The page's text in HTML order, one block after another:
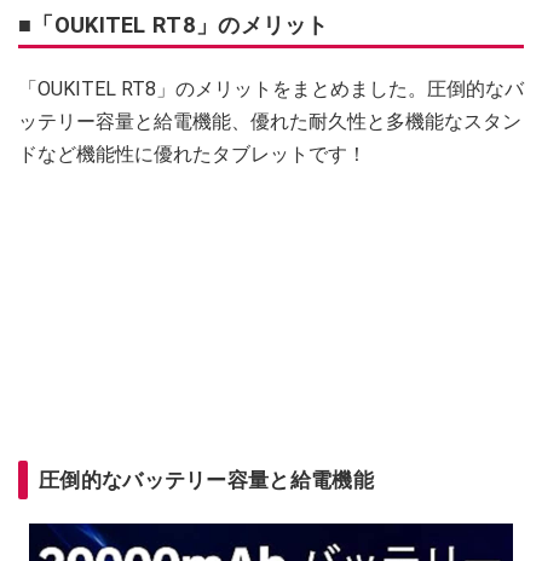
■「OUKITEL RT8」のメリット
「OUKITEL RT8」のメリットをまとめました。圧倒的なバ
ッテリー容量と給電機能、優れた耐久性と多機能なスタン
ドなど機能性に優れたタブレットです！
圧倒的なバッテリー容量と給電機能